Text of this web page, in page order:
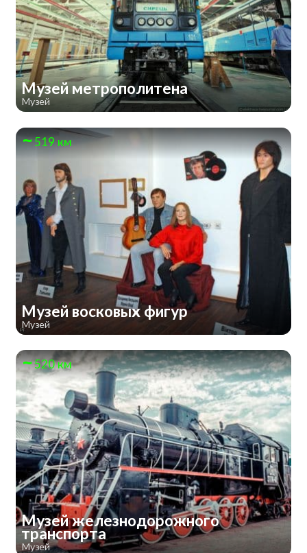
Музей метрополитена
Музей
519 км
Музей восковых фигур
Музей
520 км
Музей железнодорожного
транспорта
Музей